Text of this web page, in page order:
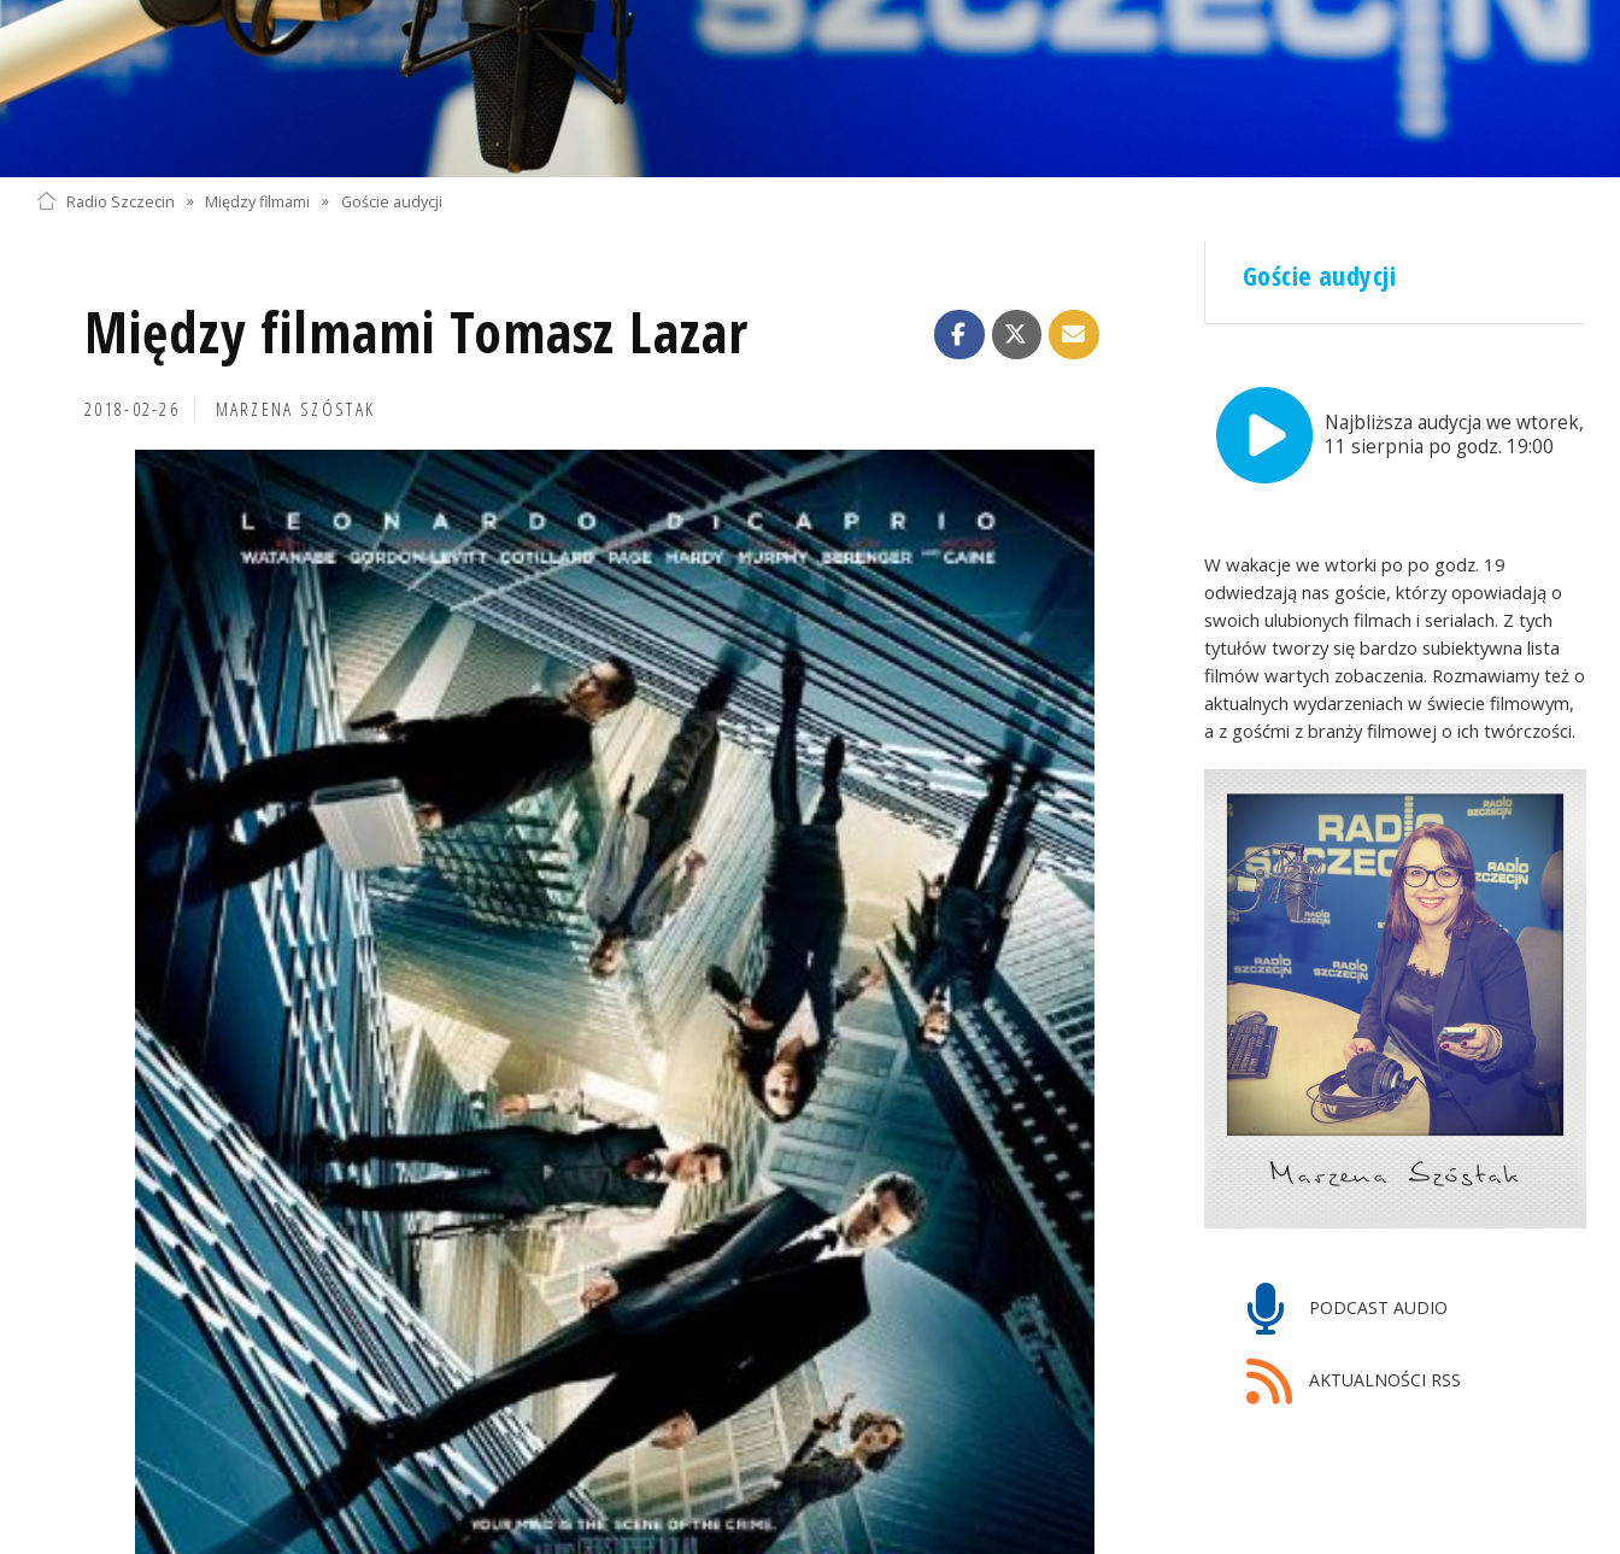
Radio Szczecin » Między filmami » Goście audycji
Między filmami Tomasz Lazar
2018-02-26 MARZENA SZÓSTAK
Goście audycji
Najbliższa audycja we wtorek,
11 sierpnia po godz. 19:00
W wakacje we wtorki po po godz. 19
odwiedzają nas goście, którzy opowiadają o
swoich ulubionych filmach i serialach. Z tych
tytułów tworzy się bardzo subiektywna lista
filmów wartych zobaczenia. Rozmawiamy też o
aktualnych wydarzeniach w świecie filmowym,
a z gośćmi z branży filmowej o ich twórczości.
PODCAST AUDIO
AKTUALNOŚCI RSS